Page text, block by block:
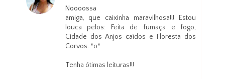
Noooossa
amiga, que caixinha maravilhosa!!! Estou
louca pelos: Feita de fumaça e fogo,
Cidade dos Anjos caídos e Floresta dos
Corvos. *o*
Tenha ótimas leituras!!!